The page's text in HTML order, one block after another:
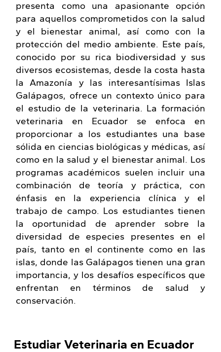
presenta como una apasionante opción
para aquellos comprometidos con la salud
y el bienestar animal, así como con la
protección del medio ambiente. Este país,
conocido por su rica biodiversidad y sus
diversos ecosistemas, desde la costa hasta
la Amazonía y las interesantísimas Islas
Galápagos, ofrece un contexto único para
el estudio de la veterinaria. La formación
veterinaria en Ecuador se enfoca en
proporcionar a los estudiantes una base
sólida en ciencias biológicas y médicas, así
como en la salud y el bienestar animal. Los
programas académicos suelen incluir una
combinación de teoría y práctica, con
énfasis en la experiencia clínica y el
trabajo de campo. Los estudiantes tienen
la oportunidad de aprender sobre la
diversidad de especies presentes en el
país, tanto en el continente como en las
islas, donde las Galápagos tienen una gran
importancia, y los desafíos específicos que
enfrentan en términos de salud y
conservación.
Estudiar Veterinaria en Ecuador